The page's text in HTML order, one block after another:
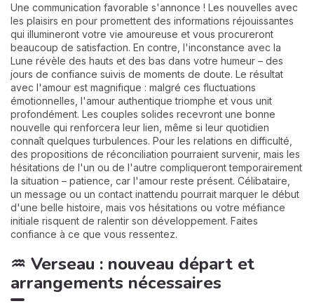
Une communication favorable s'annonce ! Les nouvelles avec
les plaisirs en pour promettent des informations réjouissantes
qui illumineront votre vie amoureuse et vous procureront
beaucoup de satisfaction. En contre, l'inconstance avec la
Lune révèle des hauts et des bas dans votre humeur – des
jours de confiance suivis de moments de doute. Le résultat
avec l'amour est magnifique : malgré ces fluctuations
émotionnelles, l'amour authentique triomphe et vous unit
profondément. Les couples solides recevront une bonne
nouvelle qui renforcera leur lien, même si leur quotidien
connaît quelques turbulences. Pour les relations en difficulté,
des propositions de réconciliation pourraient survenir, mais les
hésitations de l'un ou de l'autre compliqueront temporairement
la situation – patience, car l'amour reste présent. Célibataire,
un message ou un contact inattendu pourrait marquer le début
d'une belle histoire, mais vos hésitations ou votre méfiance
initiale risquent de ralentir son développement. Faites
confiance à ce que vous ressentez.
♒ Verseau : nouveau départ et
arrangements nécessaires